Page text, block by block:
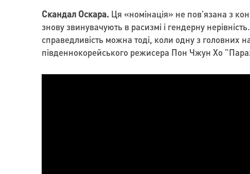
Скандал Оскара. Ця «номінація» не пов'язана з
знову звинувачують в расизмі і гендерну
справедливість можна тоді, коли одну з
південнокорейського режисера Пон Чжун Хо